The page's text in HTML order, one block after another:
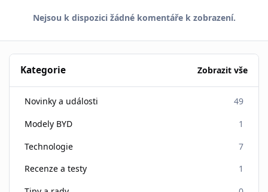
Nejsou k dispozici žádné komentáře k zobrazení.
Kategorie Zobrazit vše
Novinky a události
49
Modely BYD
1
Technologie
7
Recenze a testy
1